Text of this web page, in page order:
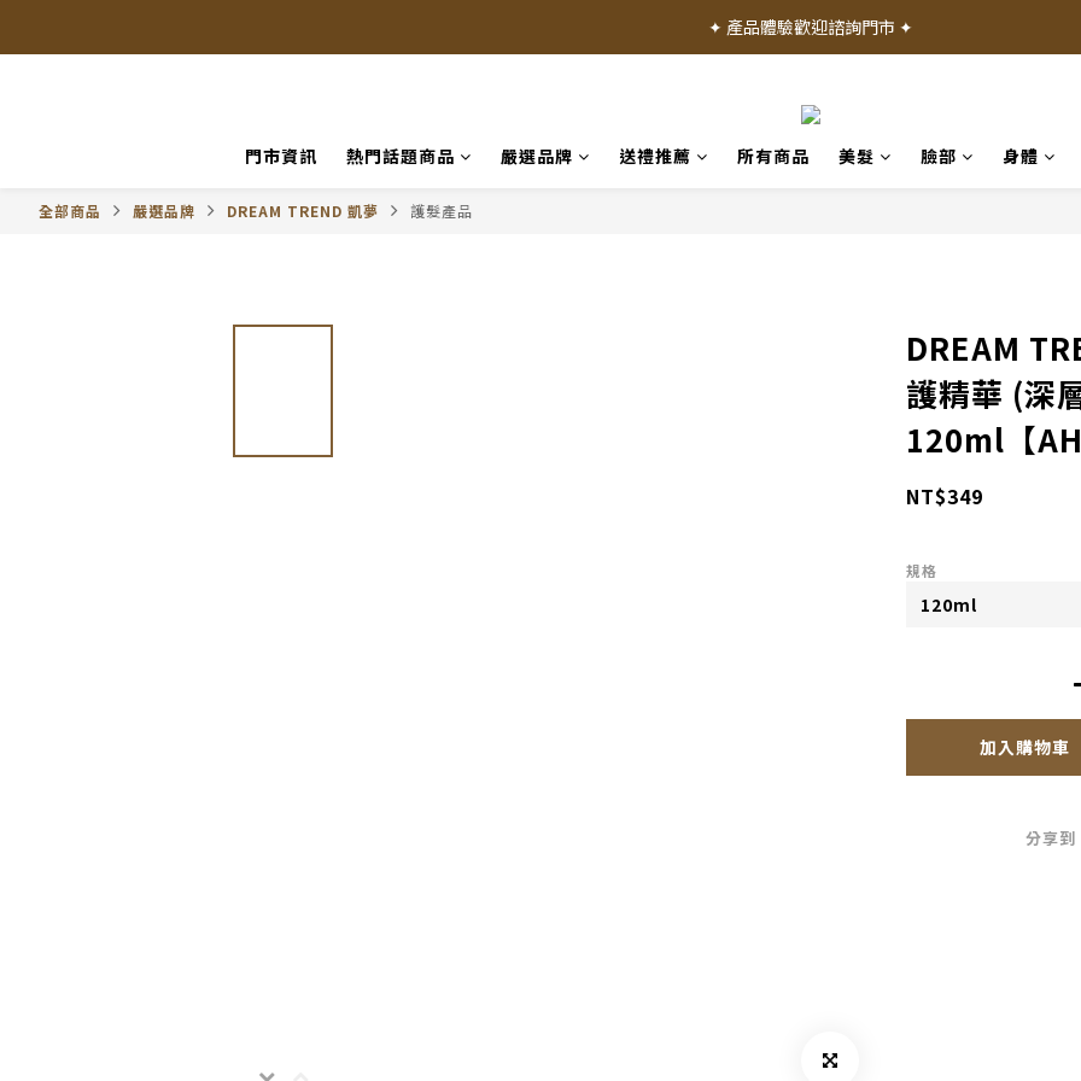
✦ 加入會員就送 50 元購物禮金 ✦
✦ 產品體驗歡迎諮詢門市 ✦
門市資訊 熱門話題商品 嚴選品牌 送禮推薦 所有商品 美髮 臉部 身體
全部商品 嚴選品牌 DREAM TREND 凱夢 護髮產品
DREAM
護精華 (深
120ml【
NT$349
規格
加入購物車
分享到